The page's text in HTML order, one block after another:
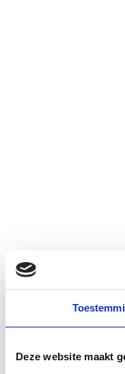
Deze website maakt